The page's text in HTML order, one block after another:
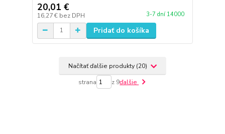
20,01 €
16,27 € bez DPH 3-7 dní 14000
Pridať do košíka
Načítať ďalšie produkty (20)
strana z 9ďalšie